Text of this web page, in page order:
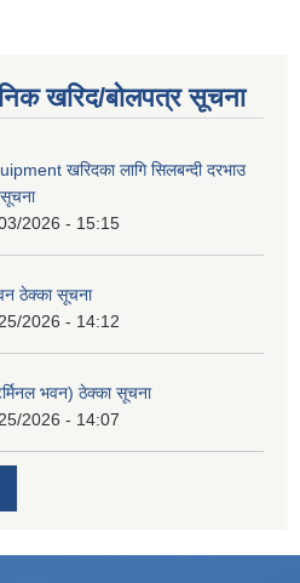
खरिद/बोलपत्र सूचना
खरिदका लागि सिलबन्दी दरभाउ
2026 - 15:15
ठेक्का सूचना
2026 - 14:12
भवन) ठेक्का सूचना
2026 - 14:07